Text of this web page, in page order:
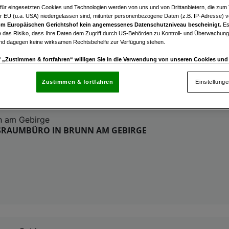
am Gebirge
Bürofläche oder Yogastudio, optional mit PKW
Zimmer Nettomiete
am Gebirge
IN BRUNN AM GEBIRGE
eingesetzten Cookies und Technologien werden von uns und von Drittanbietern, die zum
EU (u.a. USA) niedergelassen sind, mitunter personenbezogene Daten (z.B. IP-Adresse)
Europäischen Gerichtshof kein angemessenes Datenschutzniveau bescheinigt.
das Risiko, dass Ihre Daten dem Zugriff durch US-Behörden zu Kontroll- und
dagegen keine wirksamen Rechtsbehelfe zur Verfügung stehen.
„Zustimmen & fortfahren“ willigen Sie in die Verwendung von unseren Cookies und
die sich auf jeder Seite unten im Footer befinden.
Partner verarbeiten Daten, um Folgendes bereitzustellen:
Standortdaten. Endgeräteeigenschaften zur Identifikation aktiv abfragen. Speichern
Inhalten, Zielgruppenforschung sowie Entwicklung und Verbesserung von Angeboten.
(Lieferanten)
Zustimmen & fortfahren